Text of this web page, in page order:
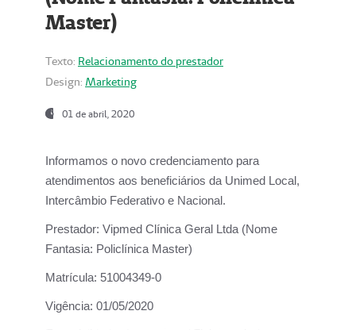
Master)
Texto: Relacionamento do prestador
Design: Marketing
01 de abril, 2020
Informamos o novo credenciamento para
atendimentos aos beneficiários da Unimed Local,
Intercâmbio Federativo e Nacional.
Prestador: Vipmed Clínica Geral Ltda (Nome
Fantasia: Policlínica Master)
Matrícula: 51004349-0
Vigência: 01/05/2020